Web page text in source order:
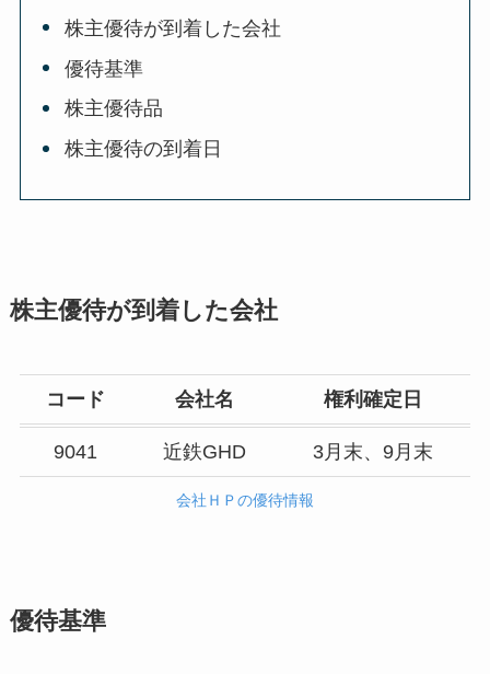
株主優待が到着した会社
優待基準
株主優待品
株主優待の到着日
株主優待が到着した会社
コード 会社名 権利確定日
9041 近鉄GHD 3月末、9月末
会社ＨＰの優待情報
優待基準